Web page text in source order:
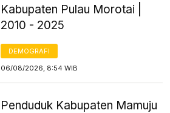
Kabupaten Pulau Morotai |
2010 - 2025
DEMOGRAFI
06/08/2026, 8:54 WIB
Penduduk Kabupaten Mamuju